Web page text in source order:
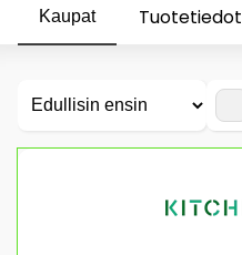
Kaupat Tuotetiedot